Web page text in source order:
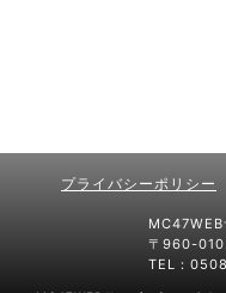
プライバシーポリシー
MC47WEB
〒960-
TEL：